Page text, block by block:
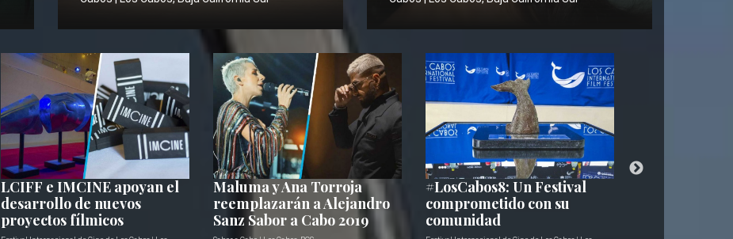
LCIFF e IMCINE apoyan el
desarrollo de nuevos
proyectos fílmicos
Maluma y Ana Torroja
reemplazarán a Alejandro
Sanz Sabor a Cabo 2019
#LosCabos8: Un Festival
comprometido con su
comunidad